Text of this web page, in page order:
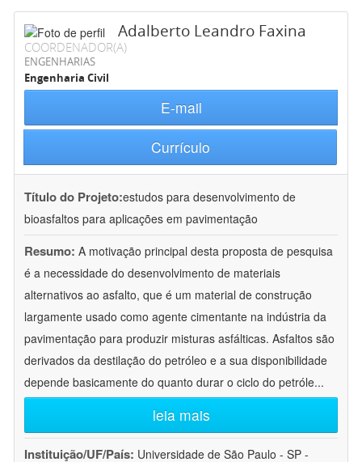
Adalberto Leandro Faxina
COORDENADOR(A)
ENGENHARIAS
Engenharia Civil
E-mail
Currículo
Título do Projeto:estudos para desenvolvimento de
bioasfaltos para aplicações em pavimentação
Resumo: A motivação principal desta proposta de pesquisa
é a necessidade do desenvolvimento de materiais
alternativos ao asfalto, que é um material de construção
largamente usado como agente cimentante na indústria da
pavimentação para produzir misturas asfálticas. Asfaltos são
derivados da destilação do petróleo e a sua disponibilidade
depende basicamente do quanto durar o ciclo do petróle...
leia mais
Instituição/UF/País: Universidade de São Paulo - SP -